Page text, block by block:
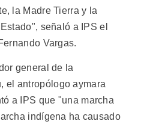
la Madre Tierra y la
señaló a IPS el
Vargas.
general de la
el antropólogo aymara
a IPS que "una marcha
indígena ha causado